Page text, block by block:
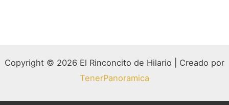
Copyright © 2026 El Rinconcito de Hilario | Creado por
TenerPanoramica